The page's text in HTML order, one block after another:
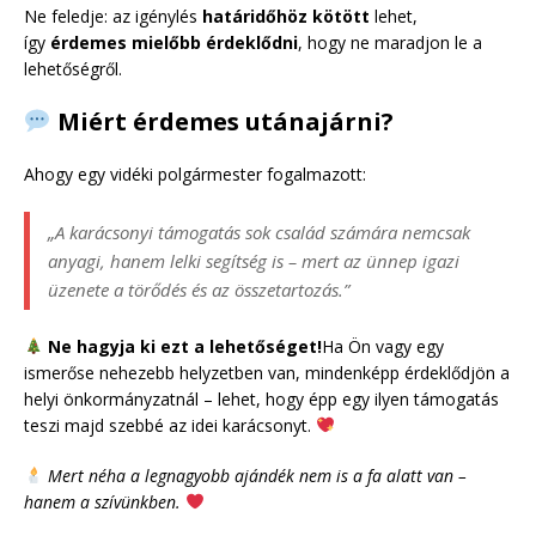
Ne feledje: az igénylés határidőhöz kötött lehet,
így érdemes mielőbb érdeklődni, hogy ne maradjon le a
lehetőségről.
Miért érdemes utánajárni?
Ahogy egy vidéki polgármester fogalmazott:
„A karácsonyi támogatás sok család számára nemcsak
anyagi, hanem lelki segítség is – mert az ünnep igazi
üzenete a törődés és az összetartozás.”
Ne hagyja ki ezt a lehetőséget!Ha Ön vagy egy
ismerőse nehezebb helyzetben van, mindenképp érdeklődjön a
helyi önkormányzatnál – lehet, hogy épp egy ilyen támogatás
teszi majd szebbé az idei karácsonyt.
Mert néha a legnagyobb ajándék nem is a fa alatt van –
hanem a szívünkben.